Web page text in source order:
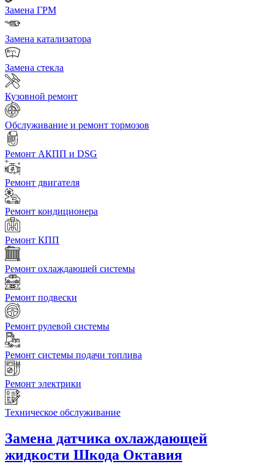
Замена ГРМ
Замена катализатора
Замена стекла
Кузовной ремонт
Обслуживание и ремонт тормозов
Ремонт АКПП и DSG
Ремонт двигателя
Ремонт кондиционера
Ремонт КПП
Ремонт охлаждающей системы
Ремонт подвески
Ремонт рулевой системы
Ремонт системы подачи топлива
Ремонт электрики
Техническое обслуживание
Замена датчика охлаждающей
жидкости Шкода Октавия